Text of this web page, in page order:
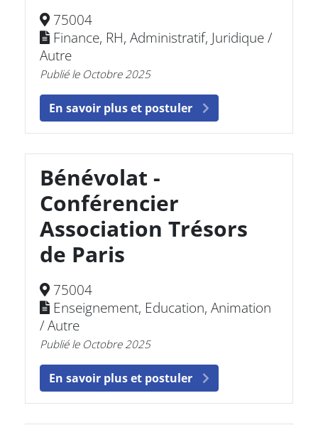
75004
Finance, RH, Administratif, Juridique /
Autre
Publié le Octobre 2025
En savoir plus et postuler
Bénévolat -
Conférencier
Association Trésors
de Paris
75004
Enseignement, Education, Animation
/ Autre
Publié le Octobre 2025
En savoir plus et postuler